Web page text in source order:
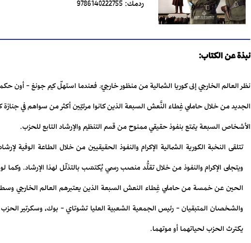
نبذة عن الكتاب:
نظر العالم الخارجي إلى كوريا الشمالية من منظور خارجيّ. فعندما استهلّ كيم جونغ - أون
الجديد من خلال حاملي غِطاء النَّعش السبعة الذين كانوا مرئيّين أكثر من سواهم في
الأشخاص السبعة يتمتع بنفوذ حقيقي ممنوح من قسم التنظيم والإرشاد التابع للحزب.
تتلقى النخبة الكورية الشمالية الإكرام والنفوذ الحقيقيين من خلال الطاعة الوفية
ويتجلى الإكرام والنفوذ من خلال تقلُّد منصب رسمي يُكتسَب بالتذلّل لهذا الإرشاد. وكما
الحين عن خمسة من حاملي غِطاء النعش السبعة الذين يعتبرهم العالم الخارجي
والشخصان المتبقيان - رئيس الجمعية الشعبية العليا تشوتاي - بوك، وسكرتير
يكترث الحزب لحياتهما أو موتهما.